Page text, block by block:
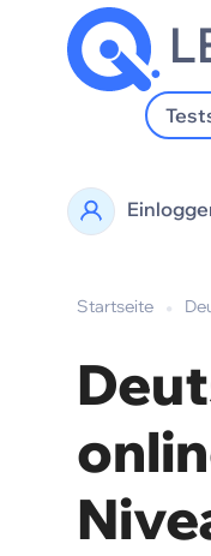
Startseite •